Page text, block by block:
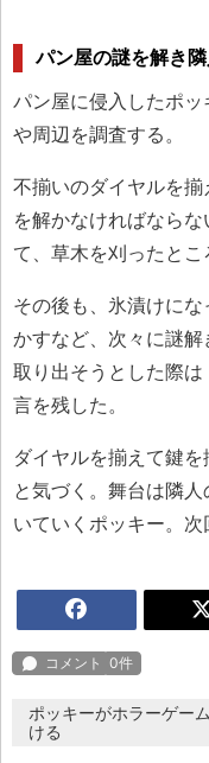
パン屋の謎を解き隣
パン屋に侵入したポ
や周辺を調査する。
不揃いのダイヤルを
を解かなければなら
て、草木を刈ったとこ
その後も、氷漬けに
かすなど、次々に謎
取り出そうとした際
言を残した。
ダイヤルを揃えて鍵
と気づく。舞台は隣
いていくポッキー。次
ポッキーがホラーゲー
ける